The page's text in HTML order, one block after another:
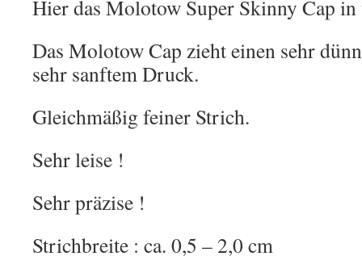
Hier das Molotow Super Skinny Cap in
Das Molotow Cap zieht einen sehr
sehr sanftem Druck.
Gleichmäßig feiner Strich.
Sehr leise !
Sehr präzise !
Strichbreite : ca. 0,5 – 2,0 cm